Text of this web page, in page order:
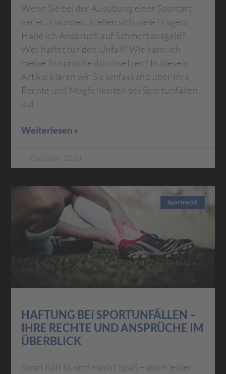
Wenn Sie bei der Ausübung einer Sportart
verletzt wurden, stellen sich viele Fragen:
Habe ich Anspruch auf Schmerzensgeld?
Wer haftet für den Unfall? Wie kann ich
meine Ansprüche durchsetzen? In diesem
Artikel klären wir Sie umfassend über Ihre
Rechte und Möglichkeiten bei Sportunfällen
auf.
Weiterlesen »
1. Oktober 2024
Sportrecht
HAFTUNG BEI SPORTUNFÄLLEN –
IHRE RECHTE UND ANSPRÜCHE IM
ÜBERBLICK
Sport hält fit und macht Spaß – doch leider